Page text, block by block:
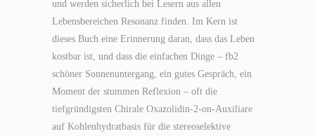
und werden sicherlich bei Lesern aus allen
Lebensbereichen Resonanz finden. Im Kern ist
dieses Buch eine Erinnerung daran, dass das Leben
kostbar ist, und dass die einfachen Dinge – fb2
schöner Sonnenuntergang, ein gutes Gespräch, ein
Moment der stummen Reflexion – oft die
tiefgründigsten Chirale Oxazolidin-2-on-Auxiliare
auf Kohlenhydratbasis für die stereoselektive